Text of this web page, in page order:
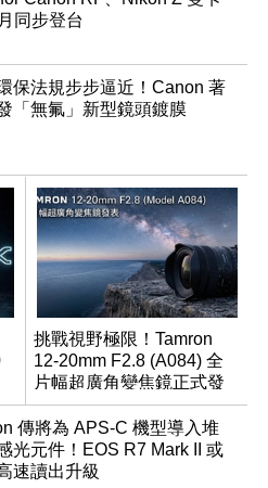
同步登台
保法規步步逼近！Canon 著
「無氟」新型鏡頭鍍膜
挑戰視野極限！Tamron
12-20mm F2.8 (A084) 全
片幅超廣角變焦鏡正式發
表
傳將為 APS-C 機型導入堆
光元件！EOS R7 Mark II 或
速讀出升級